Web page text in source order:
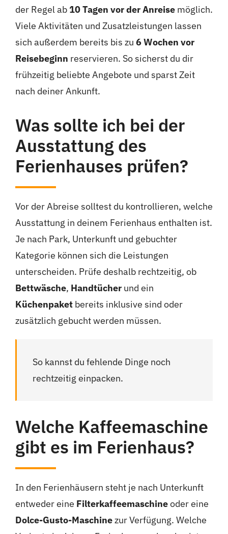
der Regel ab 10 Tagen vor der Anreisemöglich.
Viele Aktivitäten und Zusatzleistungen lassen
sich außerdem bereits bis zu 6 Wochen vor
Reisebeginn reservieren. So sicherst du dir
frühzeitig beliebte Angebote und sparst Zeit
nach deiner Ankunft.
Was sollte ich bei der
Ausstattung des
Ferienhauses prüfen?
Vor der Abreise solltest du kontrollieren, welche
Ausstattung in deinem Ferienhaus enthalten ist.
Je nach Park, Unterkunft und gebuchter
Kategorie können sich die Leistungen
unterscheiden. Prüfe deshalb rechtzeitig, ob
Bettwäsche, Handtücherund ein
Küchenpaketbereits inklusive sind oder
zusätzlich gebucht werden müssen.
So kannst du fehlende Dinge noch
rechtzeitig einpacken.
Welche Kaffeemaschine
gibt es im Ferienhaus?
In den Ferienhäusern steht je nach Unterkunft
entweder eine Filterkaffeemaschineoder eine
Dolce-Gusto-Maschinezur Verfügung. Welche